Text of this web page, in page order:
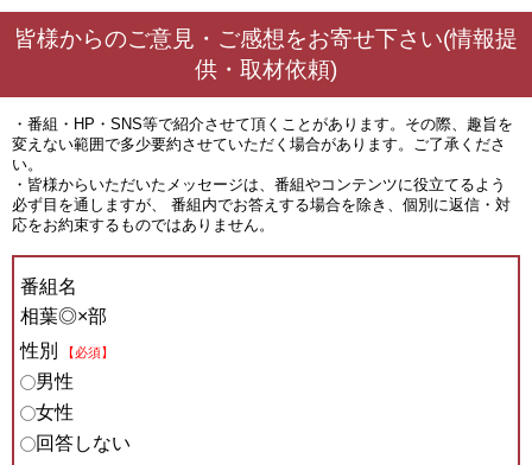
皆様からのご意見・ご感想をお寄せ下さい(情報提
供・取材依頼)
・番組・HP・SNS等で紹介させて頂くことがあります。その際、趣旨を
変えない範囲で多少要約させていただく場合があります。ご了承くださ
い。
・皆様からいただいたメッセージは、番組やコンテンツに役立てるよう
必ず目を通しますが、 番組内でお答えする場合を除き、個別に返信・対
応をお約束するものではありません。
番組名
相葉◎×部
性別
【必須】
男性
女性
回答しない